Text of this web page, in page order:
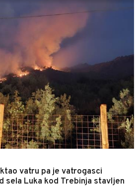
vatru pa je vatrogasci
sela Luka kod Trebinja stavljen